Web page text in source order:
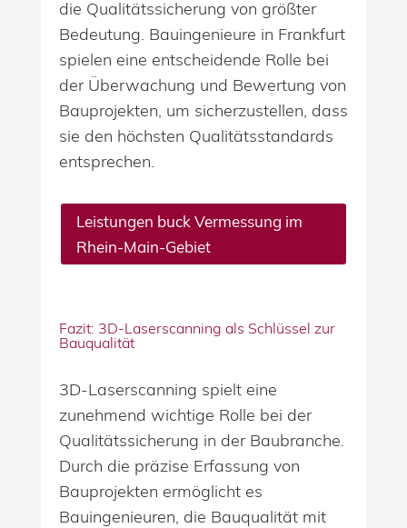
die Qualitätssicherung von größter
Bedeutung. Bauingenieure in Frankfurt
spielen eine entscheidende Rolle bei
der Überwachung und Bewertung von
Bauprojekten, um sicherzustellen, dass
sie den höchsten Qualitätsstandards
entsprechen.
Leistungen buck Vermessung im
Rhein-Main-Gebiet
Fazit: 3D-Laserscanning als Schlüssel zur
Bauqualität
3D-Laserscanning spielt eine
zunehmend wichtige Rolle bei der
Qualitätssicherung in der Baubranche.
Durch die präzise Erfassung von
Bauprojekten ermöglicht es
Bauingenieuren, die Bauqualität mit